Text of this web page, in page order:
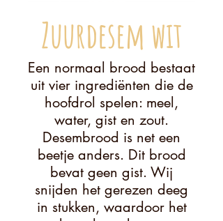
Zuurdesem wit
Een normaal brood bestaat
uit vier ingrediënten die de
hoofdrol spelen: meel,
water, gist en zout.
Desembrood is net een
beetje anders. Dit brood
bevat geen gist. Wij
snijden het gerezen deeg
in stukken, waardoor het